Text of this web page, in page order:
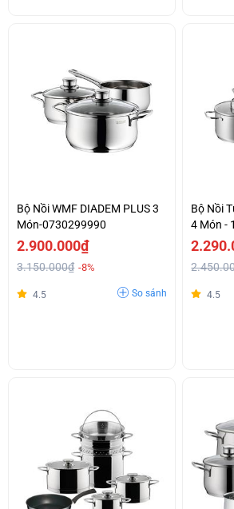
Bộ Nồi WMF DIADEM PLUS 3
Món-0730299990
2.900.000₫
3.150.000₫ -8%
4.5 So sánh
Bộ Nồi
4 Món -
4.5